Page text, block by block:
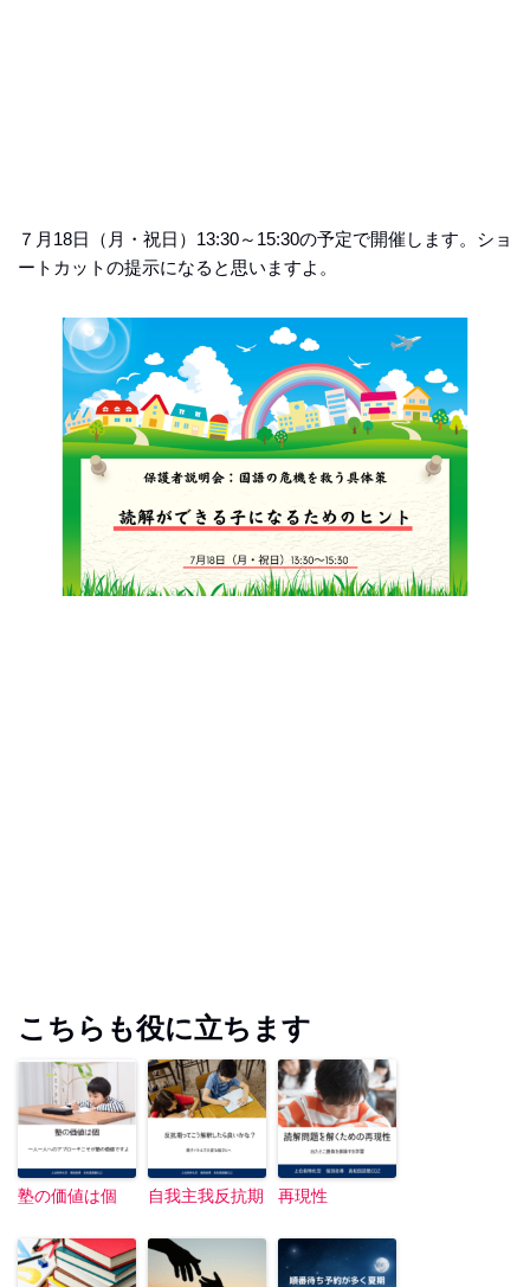
７月18日（月・祝日）13:30～15:30の予定で開催します。ショ
ートカットの提示になると思いますよ。
こちらも役に立ちます
塾の価値は個 自我主我反抗期 再現性